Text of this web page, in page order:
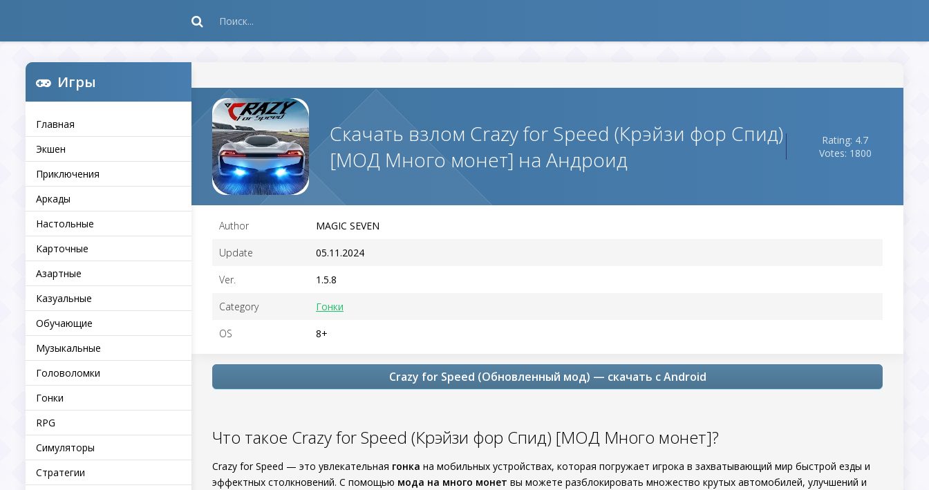
Игры
Главная
Экшен
Приключения
Аркады
Настольные
Карточные
Азартные
Казуальные
Обучающие
Музыкальные
Головоломки
Гонки
RPG
Симуляторы
Стратегии
Скачать взлом Crazy for Speed (Крэйзи фор Спид)
[МОД Много монет] на Андроид
Rating: 4.7
Votes: 1800
Author MAGIC SEVEN
Update 05.11.2024
Ver. 1.5.8
Category Гонки
OS 8+
Crazy for Speed (Обновленный мод) — скачать с Android
Что такое Crazy for Speed (Крэйзи фор Спид) [МОД Много монет]?
Crazy for Speed — это увлекательная гонка на мобильных устройствах, которая погружает игрока в захватывающий мир быстрой езды и
эффектных столкновений. С помощью мода на много монет вы можете разблокировать множество крутых автомобилей, улучшений и